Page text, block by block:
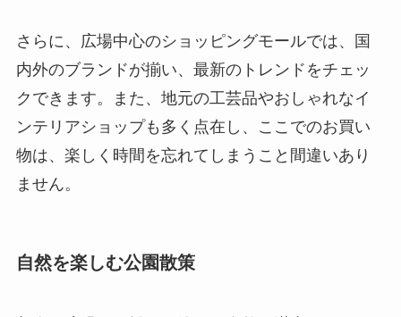
さらに、広場中心のショッピングモールでは、国
内外のブランドが揃い、最新のトレンドをチェッ
クできます。また、地元の工芸品やおしゃれなイ
ンテリアショップも多く点在し、ここでのお買い
物は、楽しく時間を忘れてしまうこと間違いあり
ません。
自然を楽しむ公園散策